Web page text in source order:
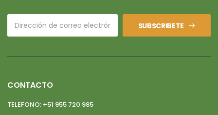
SUBSCRIBETE
CONTACTO
TELEFONO: +51 955 720 985